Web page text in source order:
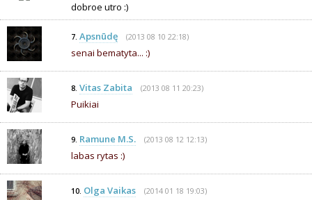
dobroe utro :)
7. Apsnūdę (2013 08 10 22:18)
senai bematyta... :)
8. Vitas Zabita (2013 08 11 20:23)
Puikiai
9. Ramune M.S. (2013 08 12 12:13)
labas rytas :)
10. Olga Vaikas (2014 01 18 19:03)